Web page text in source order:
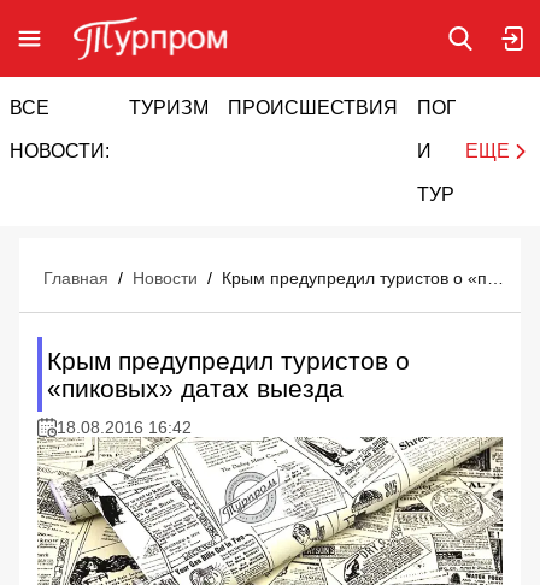
ВСЕ
НОВОСТИ:
ТУРИЗМ ПРОИСШЕСТВИЯ ПОГОДА
И
ТУРИЗМ
ЕЩЕ
Главная / Новости /
Крым предупредил туристов о
«пиковых» датах выезда
18.08.2016 16:42